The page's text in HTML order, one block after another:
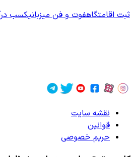
ثبت اقامتگاهفوت و فن میزبانیکسب
نقشه سایت
قوانین
حریم خصوصی